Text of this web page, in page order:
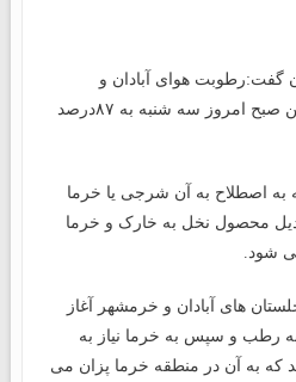
گفت:رطوبت هوای آبادان و
خرمشهر در ساعت های اولين صبح امروز سه شنبه به ۸۷درصد
به اصطلاح به آن شرجی یا خرما
محصول نخل به خارک و خرما
شود.
های آبادان و خرمشهر آغاز
رطب و سپس به خرما نیاز به
به آن در منطقه خرما پزان می